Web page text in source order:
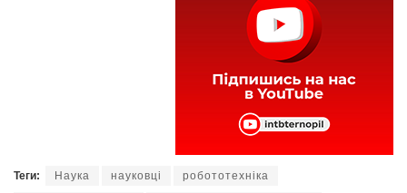
Теги: Наука науковці робототехніка